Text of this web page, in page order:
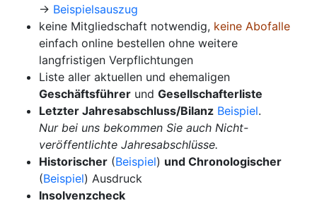
→ Beispielsauszug
keine Mitgliedschaft notwendig, keine Abofalle
einfach online bestellen ohne weitere
langfristigen Verpflichtungen
Liste aller aktuellen und ehemaligen
Geschäftsführer und Gesellschafterliste
Letzter Jahresabschluss/Bilanz Beispiel.
Nur bei uns bekommen Sie auch Nicht-
veröffentlichte Jahresabschlüsse.
Historischer (Beispiel) und Chronologischer
(Beispiel) Ausdruck
Insolvenzcheck